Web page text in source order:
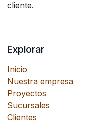
cliente.
Explorar
Inicio
Nuestra empresa
Proyectos
Sucursales
Clientes